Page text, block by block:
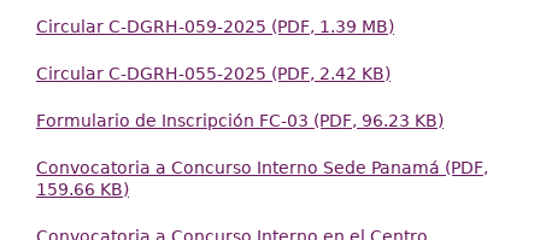
Circular C-DGRH-059-2025 (PDF, 1.39 MB)
Circular C-DGRH-055-2025 (PDF, 2.42 KB)
Formulario de Inscripción FC-03 (PDF, 96.23 KB)
Convocatoria a Concurso Interno Sede Panamá (PDF,
159.66 KB)